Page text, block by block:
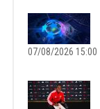
07/08/2026 15:00